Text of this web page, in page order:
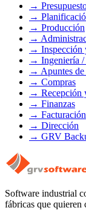
→
→
→ Producción
→
→ Inspección
→ Ingeniería
→ Apuntes
→ Compras
→ Recepción
→ Finanzas
→ Facturación
→ Dirección
→ GRV
Software industrial
fábricas que